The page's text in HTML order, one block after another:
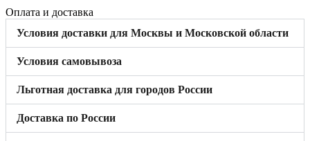
Оплата и доставка
Условия доставки для Москвы и Московской области
Условия самовывоза
Льготная доставка для городов России
Доставка по России